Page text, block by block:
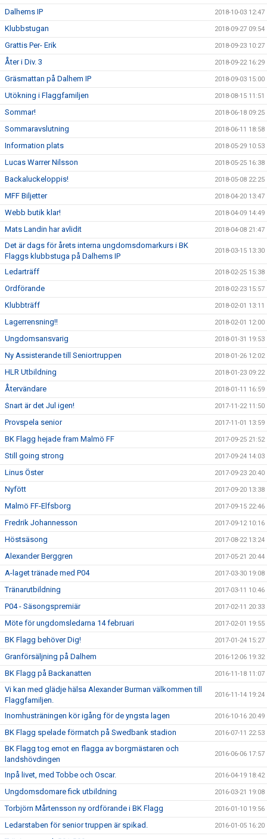
Dalhems IP 2018-10-03 12:47
Klubbstugan 2018-09-27 09:54
Grattis Per- Erik 2018-09-23 10:27
Åter i Div. 3 2018-09-22 16:29
Gräsmattan på Dalhem IP 2018-09-03 15:00
Utökning i Flaggfamiljen 2018-08-15 11:51
Sommar! 2018-06-18 09:25
Sommaravslutning 2018-06-11 18:58
Information plats 2018-05-29 10:53
Lucas Warrer Nilsson 2018-05-25 16:38
Backaluckeloppis! 2018-05-08 22:25
MFF Biljetter 2018-04-20 13:47
Webb butik klar! 2018-04-09 14:49
Mats Landin har avlidit 2018-04-08 21:47
Det är dags för årets interna ungdomsdomarkurs i BK
Flaggs klubbstuga på Dalhems IP
2018-03-15 13:30
Ledarträff 2018-02-25 15:38
Ordförande 2018-02-23 15:57
Klubbträff 2018-02-01 13:11
Lagerrensning!! 2018-02-01 12:00
Ungdomsansvarig 2018-01-31 19:53
Ny Assisterande till Seniortruppen 2018-01-26 12:02
HLR Utbildning 2018-01-23 09:22
Återvändare 2018-01-11 16:59
Snart är det Jul igen! 2017-11-22 11:50
Provspela senior 2017-11-01 13:59
BK Flagg hejade fram Malmö FF 2017-09-25 21:52
Still going strong 2017-09-24 14:03
Linus Öster 2017-09-23 20:40
Nyfött 2017-09-20 13:38
Malmö FF-Elfsborg 2017-09-15 22:46
Fredrik Johannesson 2017-09-12 10:16
Höstsäsong 2017-08-22 13:24
Alexander Berggren 2017-05-21 20:44
A-laget tränade med P04 2017-03-30 19:08
Tränarutbildning 2017-03-11 10:46
P04 - Säsongspremiär 2017-02-11 20:33
Möte för ungdomsledarna 14 februari 2017-02-01 19:55
BK Flagg behöver Dig! 2017-01-24 15:27
Granförsäljning på Dalhem 2016-12-06 19:32
BK Flagg på Backanatten 2016-11-18 11:07
Vi kan med glädje hälsa Alexander Burman välkommen till
Flaggfamiljen.
2016-11-14 19:24
Inomhusträningen kör igång för de yngsta lagen 2016-10-16 20:49
BK Flagg spelade förmatch på Swedbank stadion 2016-07-11 22:53
BK Flagg tog emot en flagga av borgmästaren och
landshövdingen
2016-06-06 17:57
Inpå livet, med Tobbe och Oscar. 2016-04-19 18:42
Ungdomsdomare fick utbildning 2016-03-21 19:08
Torbjörn Mårtensson ny ordförande i BK Flagg 2016-01-10 19:56
Ledarstaben för senior truppen är spikad. 2016-01-05 16:20